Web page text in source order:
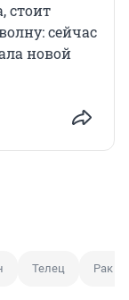
стоит
сейчас
новой
Телец Рак